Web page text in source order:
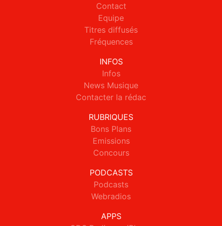
Contact
Equipe
Titres diffusés
Fréquences
INFOS
Infos
News Musique
Contacter la rédac
RUBRIQUES
Bons Plans
Emissions
Concours
PODCASTS
Podcasts
Webradios
APPS